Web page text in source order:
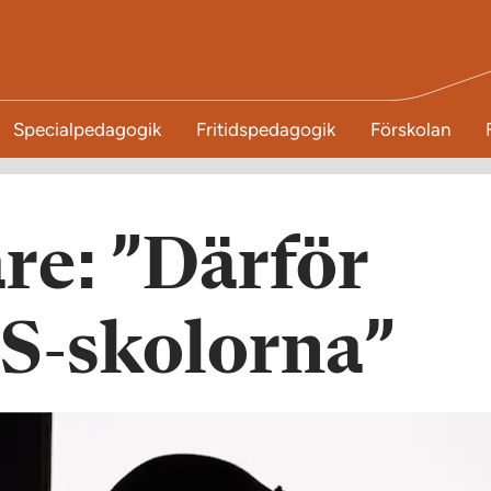
Specialpedagogik Fritidspedagogik Förskolan
”Därför
skolorna”